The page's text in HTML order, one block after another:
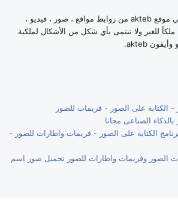
كل المعلومات المقدمة في موقع akteb من روابط مواقع ، صور ، فيديو ،
للغير ولا تنتمى بأي شكل من الأشكال لملكية
الكتابة على الصور - فريمات للصور
الصناعى مجانا
الكتابة على الصور - فريمات واطارات للصور -
الصور وفريمات واطارات للصور تحميل صور اسم